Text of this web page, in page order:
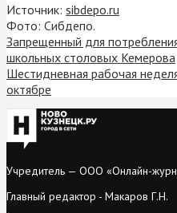
Источник: sibdepo.ru
Фото: Сибдепо.
Запрещенный для
школьных столовых Кемерова
Шестидневная рабочая
октябре
Учредитель — ООО «Онлайн-
Главный редактор - Макаров Г.Н.